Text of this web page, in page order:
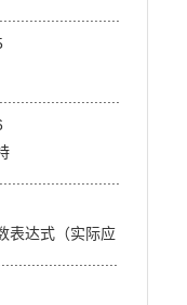
表达式（实际应